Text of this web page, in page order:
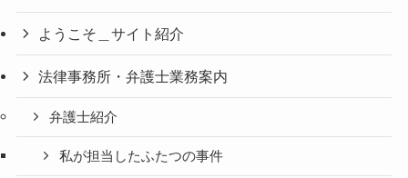
ようこそ＿サイト紹介
法律事務所・弁護士業務案内
弁護士紹介
私が担当したふたつの事件